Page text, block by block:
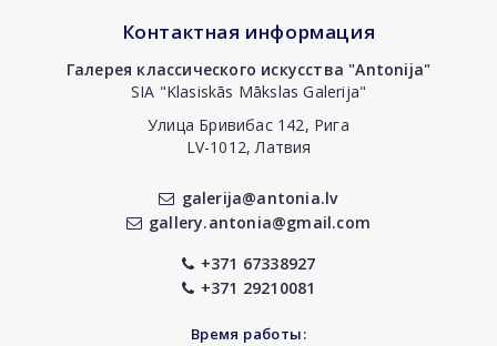
Контактная информация
Галерея классического искусства "Antonija"
SIA "Klasiskās Mākslas Galerija"
Улица Бривибас 142, Рига
LV-1012, Латвия
galerija@antonia.lv
gallery.antonia@gmail.com
+371 67338927
+371 29210081
Время работы: